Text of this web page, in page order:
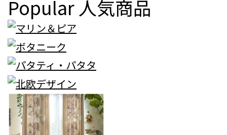
Popular 人気商品